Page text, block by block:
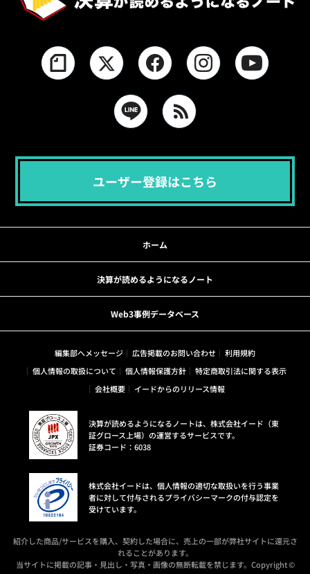
ユーザー登録はこちら
ホーム
決算が読めるようになるノート
Web3事例データベース
編集部へメッセージ 広告掲載のお問い合わせ
利用規約
個人情報の取扱について
個人情報保護方針
特定商取引法に関する表示
会社概要
イードからのリリース情報
決算が読めるようになるノートは、株式会社イード（東
証グロース上場）の運営するサービスです。
証券コード：6038
株式会社イードは、個人情報の適切な取扱いを行う事業
者に対して付与されるプライバシーマークの付与認定を
受けています。
紹介した商品/サービスを購入、契約した場合に、売上の一部が弊社サイトに還元さ
れることがあります。
当サイトに掲載の記事・見出し・写真・画像の無断転載を禁じます。Copyright ©